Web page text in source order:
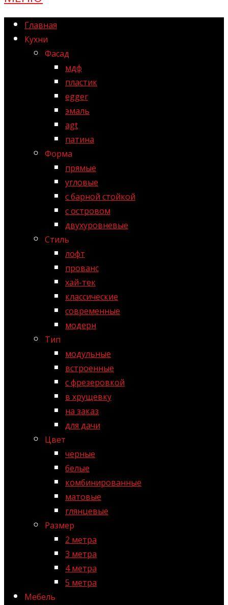
Главная
Кухни
Фасад
мдф
пластик
egger
эмаль
agt
патина
Форма
прямые
угловые
с барной стойкой
с островом
двухуровневые
Стиль
лофт
прованс
хай-тек
классические
современные
модерн
Тип
модульные
встроенные
с фрезеровкой
в хрущевку
на заказ
для дачи
Цвет
черные
белые
комбинированные
матовые
глянцевые
Размер
2 метра
3 метра
4 метра
5 метра
Мебель